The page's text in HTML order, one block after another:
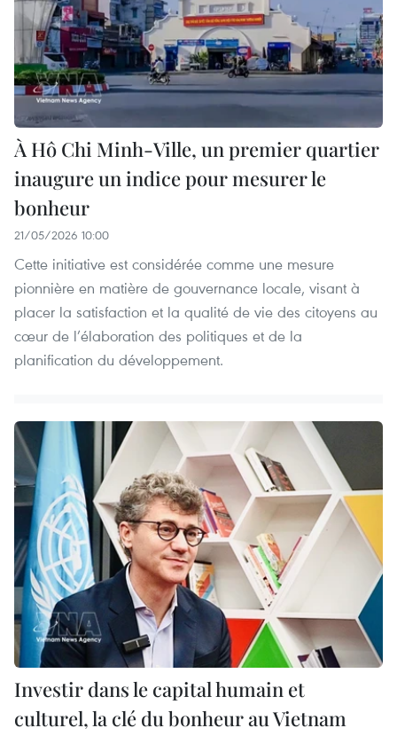
À Hô Chi Minh-Ville, un premier quartier
inaugure un indice pour mesurer le
bonheur
21/05/2026 10:00
Cette initiative est considérée comme une mesure
pionnière en matière de gouvernance locale, visant à
placer la satisfaction et la qualité de vie des citoyens au
cœur de l’élaboration des politiques et de la
planification du développement.
Investir dans le capital humain et
culturel, la clé du bonheur au Vietnam